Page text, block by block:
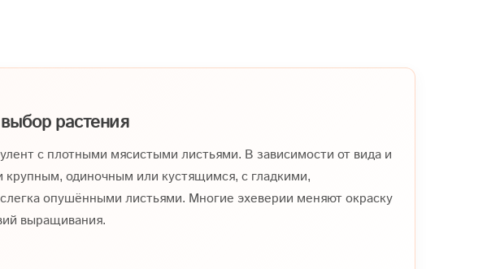
растения
с плотными мясистыми листьями. В зависимости от вида и
одиночным или кустящимся, с гладкими,
опушёнными листьями. Многие эхеверии меняют окраску
выращивания.